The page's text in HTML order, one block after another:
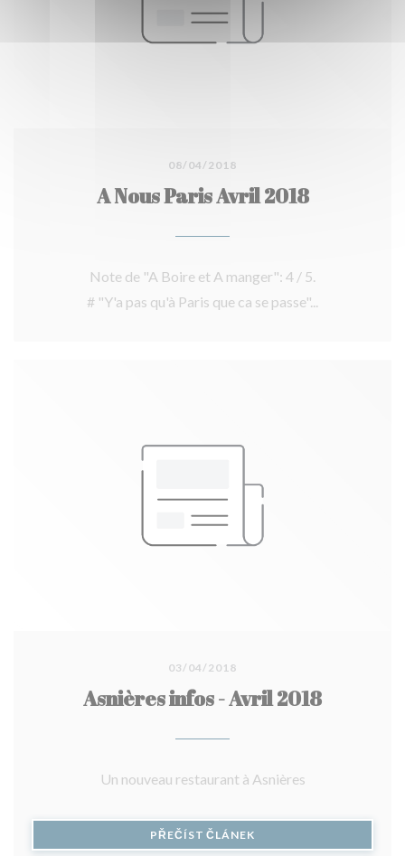
08/04/2018
A Nous Paris Avril 2018
Note de "A Boire et A manger": 4 / 5.
# "Y'a pas qu'à Paris que ca se passe"...
03/04/2018
Asnières infos - Avril 2018
Un nouveau restaurant à Asnières
PŘEČÍST ČLÁNEK((OTEVŘE SE V NOVÉM